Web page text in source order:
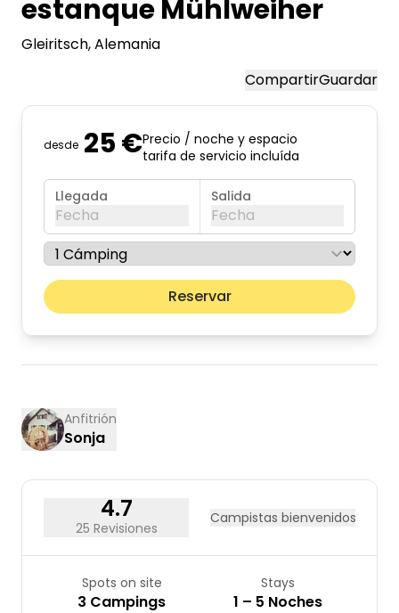
estanque Mühlweiher
Gleiritsch, Alemania
CompartirGuardar
desde 25 €Precio / noche y espacio
tarifa de servicio incluída
Llegada
Fecha
Salida
Fecha
agosto de 2026
Mes
jue
17
18
24
25
Reservar
Anfitrión
Sonja
4.7
25 Revisiones
Campistas bienvenidos
Spots on site
3 Campings
Stays
1 – 5 Noches